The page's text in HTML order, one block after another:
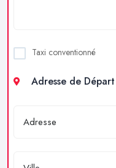
Taxi conventionné
Adresse de Départ